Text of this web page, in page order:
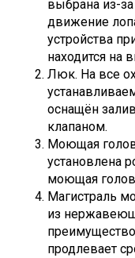
выбрана из-
движение
устройства
находится на
Люк. На все
оснащён
клапаном.
Моющая
установлена
моющая
Магистраль
из
продлевает